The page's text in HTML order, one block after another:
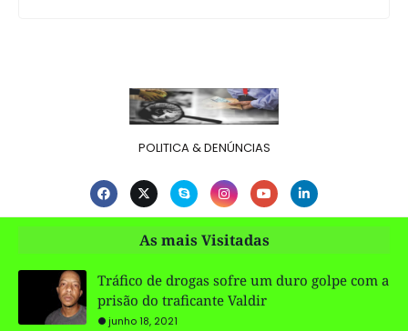
POLITICA & DENÚNCIAS
As mais Visitadas
Tráfico de drogas sofre um duro golpe com a
prisão do traficante Valdir
junho 18, 2021